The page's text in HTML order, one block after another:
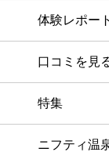
体験レポート
口コミを見
特集
ニフティ温